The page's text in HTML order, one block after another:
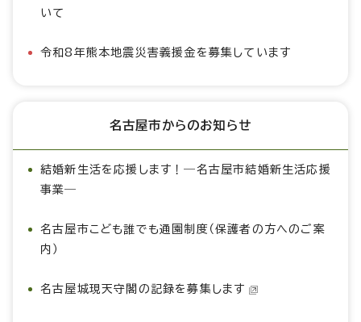
いて
令和8年熊本地震災害義援金を募集しています
名古屋市からのお知らせ
結婚新生活を応援します！―名古屋市結婚新生活応援
事業―
名古屋市こども誰でも通園制度（保護者の方へのご案
内）
名古屋城現天守閣の記録を募集します